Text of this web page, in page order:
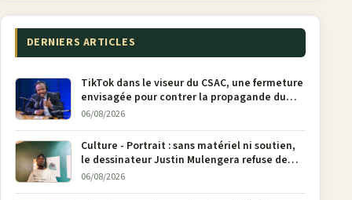
DERNIERS ARTICLES
TikTok dans le viseur du CSAC, une fermeture
envisagée pour contrer la propagande du
M23
06/08/2026
Culture - Portrait : sans matériel ni soutien,
le dessinateur Justin Mulengera refuse de
poser son crayon
06/08/2026